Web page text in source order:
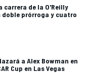
carrera de la O'Reilly
prórroga y cuatro
a Alex Bowman en
Cup en Las Vegas